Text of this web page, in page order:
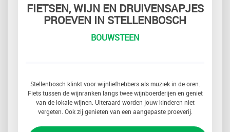
FIETSEN, WIJN EN DRUIVENSAPJES
PROEVEN IN STELLENBOSCH
BOUWSTEEN
Stellenbosch klinkt voor wijnliefhebbers als muziek in de oren.
Fiets tussen de wijnranken langs twee wijnboerderijen en geniet
van de lokale wijnen. Uiteraard worden jouw kinderen niet
vergeten. Ook zij genieten van een aangepaste proeverij.